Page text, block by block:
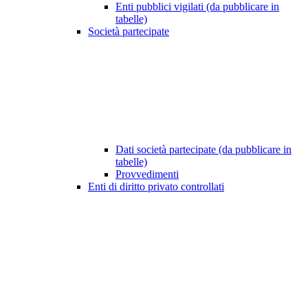
Enti pubblici vigilati (da pubblicare in
tabelle)
Società partecipate
Dati società partecipate (da pubblicare in
tabelle)
Provvedimenti
Enti di diritto privato controllati